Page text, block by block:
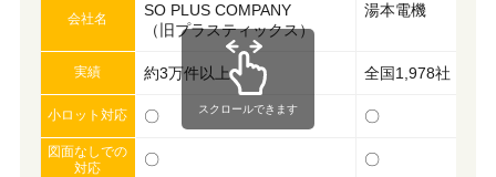
会社名
SO PLUS COMPANY
（旧プラスティックス）
湯本電機
実績 約3万件以上 全国1,978社
小ロット対応 〇 〇
図面なしでの
対応
〇 〇
スクロールできます